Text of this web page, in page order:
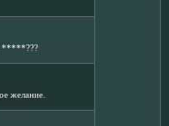
*****???
желание.